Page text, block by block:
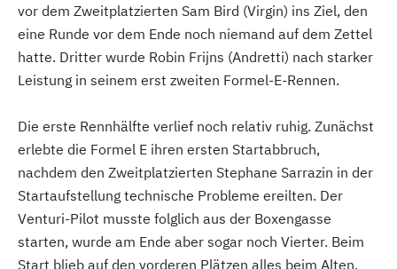
vor dem Zweitplatzierten Sam Bird (Virgin) ins Ziel, den
eine Runde vor dem Ende noch niemand auf dem Zettel
hatte. Dritter wurde Robin Frijns (Andretti) nach starker
Leistung in seinem erst zweiten Formel-E-Rennen.
Die erste Rennhälfte verlief noch relativ ruhig. Zunächst
erlebte die Formel E ihren ersten Startabbruch,
nachdem den Zweitplatzierten Stephane Sarrazin in der
Startaufstellung technische Probleme ereilten. Der
Venturi-Pilot musste folglich aus der Boxengasse
starten, wurde am Ende aber sogar noch Vierter. Beim
Start blieb auf den vorderen Plätzen alles beim Alten.